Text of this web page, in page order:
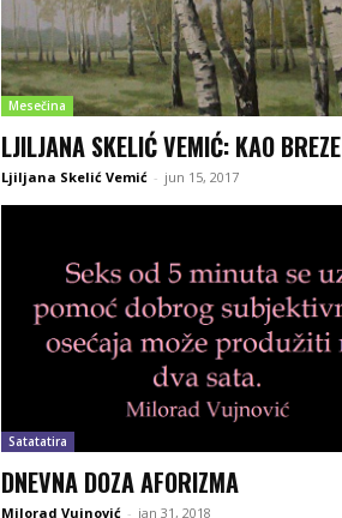
Mesečina
LJILJANA SKELIĆ VEMIĆ: KAO BREZE
Ljiljana Skelić Vemić - jun 15, 2017
Satatatira
DNEVNA DOZA AFORIZMA
Milorad Vujnović - jan 31, 2018